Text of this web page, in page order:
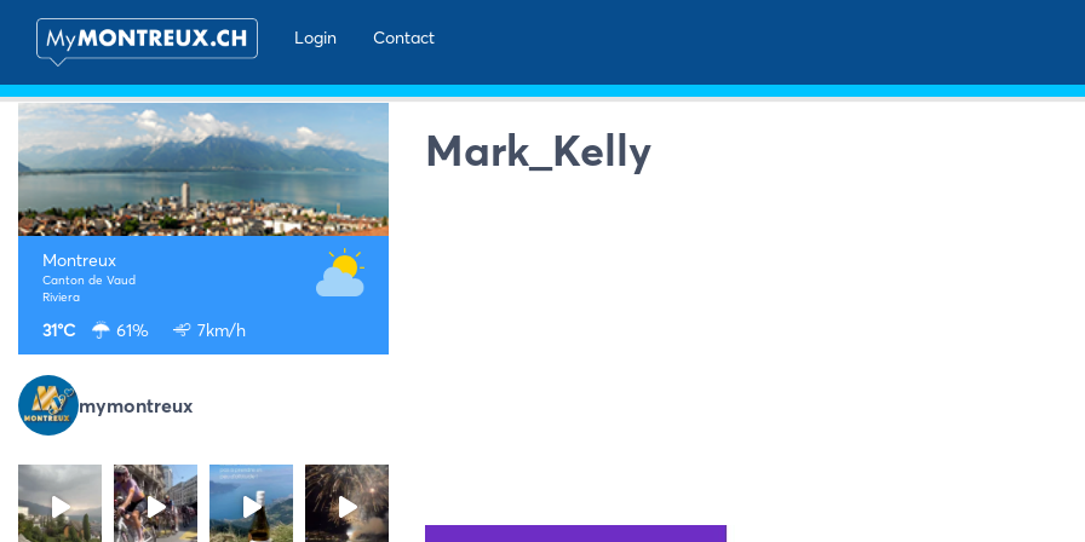
Login
Contact
Montreux
Canton de Vaud
Riviera
31°C 61% 7km/h
mymontreux
Mark_Kelly